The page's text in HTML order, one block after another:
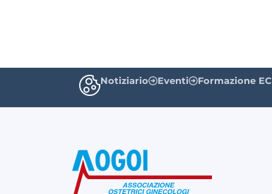
Notiziario Eventi Formazione